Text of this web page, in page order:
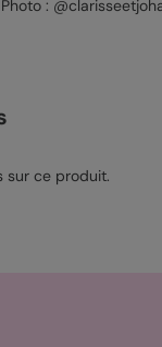
:
sur ce produit.